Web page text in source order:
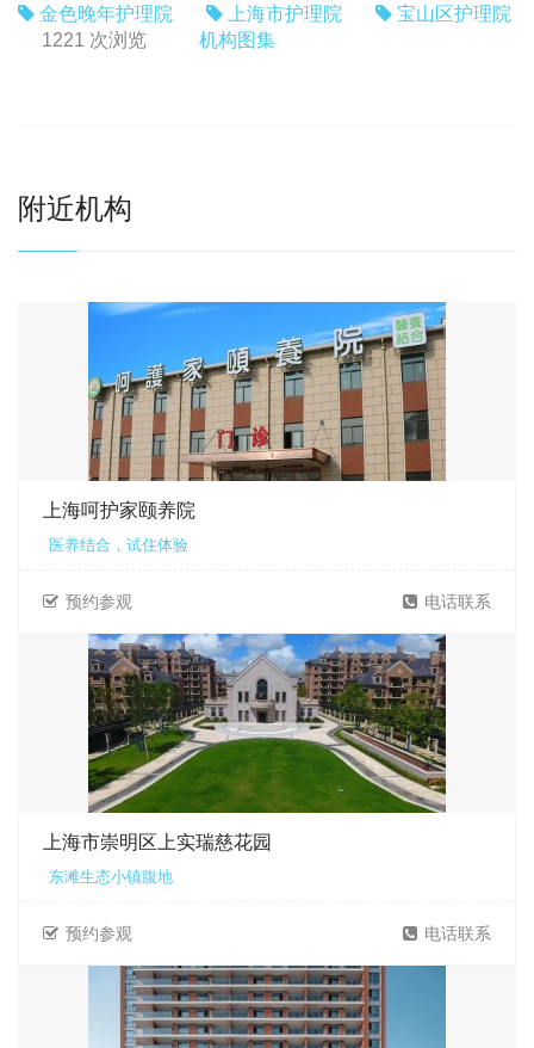
金色晚年护理院 上海市护理院
宝山区护理院
1221 次浏览
机构图集
附近机构
上海呵护家颐养院
医养结合，试住体验
预约参观 电话联系
上海市崇明区上实瑞慈花园
东滩生态小镇腹地
预约参观 电话联系